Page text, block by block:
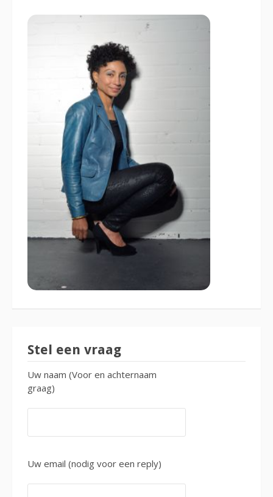
Stel een vraag
Uw naam (Voor en achternaam
graag)
Uw email (nodig voor een reply)